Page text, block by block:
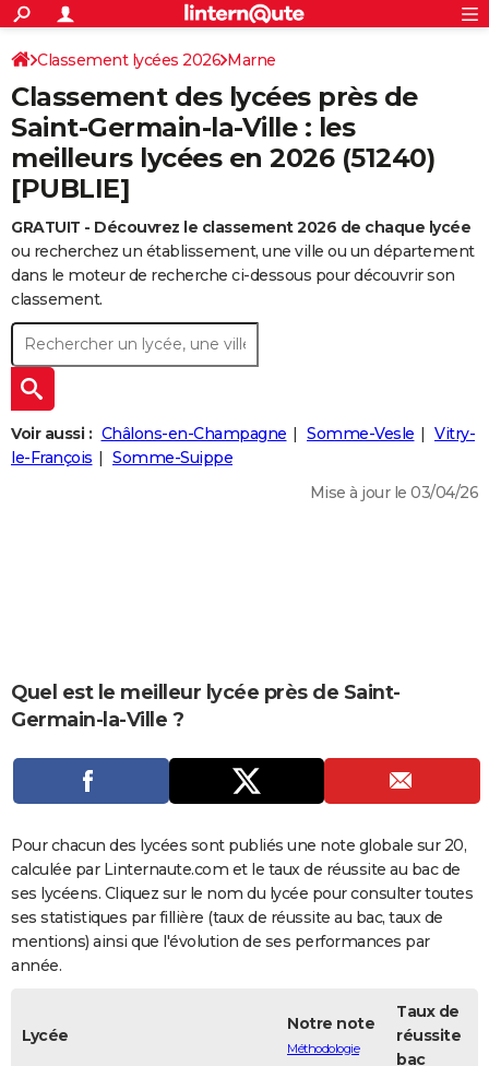
ACTUALITÉS
Politique
Société
Faits Divers
Education
Monde
Villes
+
SPORT
Coupe du monde 2026
Football
Tennis
Cyclisme
Rugby
Forum
CULTURE
Programme TV
TNT
Streaming
Cinéma
Sorties cinéma
Musique
+
FINANCE
Retraite
Impôts
Epargne
Immobilier
Risques naturels par ville
Banque
Assurance
Crédit
AUTO
Réserver un essai
Citadines
Berlines
Forum auto
HIGH-TECH
BRICOLAGE
Aménagement intérieur
Cuisine
Jardinage
+ WEEK-END
Guides de France
Escapades
Patrimoine
Expositions
Musées
Week-end nature
+
LIFESTYLE
SANTE
Alimentation
Guide de la santé
Maladies
Médicaments
Sommeil
+ VOYAGE
Carte de Noël
Carte Bonne année
Carte Saint-Valentin
Carte Pâques
Carte d'anniversaire
DICTIONNAIRE
Dictionnaire
Biographies
Citations
Expressions
Proverbes
COPAINS D'AVANT
FORUM
Bricolage
Lifestyle
Culture
Television
Voyage
Cinema
S'inscrire
Connexion
Classement lycées 2026 Marne
Classement des lycées près de
Saint-Germain-la-Ville : les
meilleurs lycées en 2026 (51240)
[PUBLIE]
GRATUIT - Découvrez le classement 2026 de chaque lycée
ou recherchez un établissement, une ville ou un département
dans le moteur de recherche ci-dessous pour découvrir son
classement.
Voir aussi : Châlons-en-Champagne Somme-Vesle
Vitry-
le-François
Somme-Suippe
Mise à jour le 03/04/26
Quel est le meilleur lycée près de Saint-
Germain-la-Ville ?
Pour chacun des lycées sont publiés une note globale sur 20,
calculée par Linternaute.com et le taux de réussite au bac de
ses lycéens. Cliquez sur le nom du lycée pour consulter toutes
ses statistiques par fillière (taux de réussite au bac, taux de
mentions) ainsi que l'évolution de ses performances par
année.
Lycée
Notre note
Méthodologie
Taux de
réussite
bac